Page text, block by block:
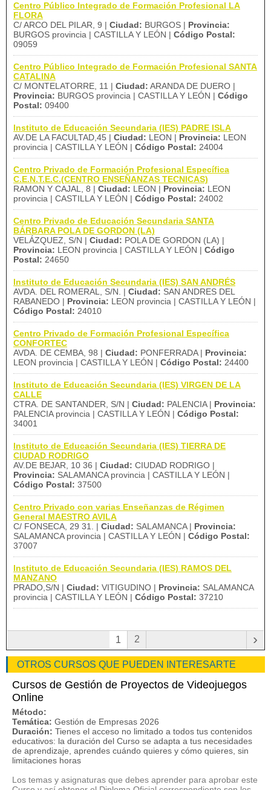
Centro Público Integrado de Formación Profesional LA
FLORA
C/ ARCO DEL PILAR, 9 | Ciudad: BURGOS | Provincia:
BURGOS provincia | CASTILLA Y LEÓN | Código Postal:
09059
Centro Público Integrado de Formación Profesional SANTA
CATALINA
C/ MONTELATORRE, 11 | Ciudad: ARANDA DE DUERO |
Provincia: BURGOS provincia | CASTILLA Y LEÓN | Código
Postal: 09400
Instituto de Educación Secundaria (IES) PADRE ISLA
AV.DE LA FACULTAD,45 | Ciudad: LEON | Provincia: LEON
provincia | CASTILLA Y LEÓN | Código Postal: 24004
Centro Privado de Formación Profesional Específica
C.E.N.T.E.C.(CENTRO ENSEÑANZAS TECNICAS)
RAMON Y CAJAL, 8 | Ciudad: LEON | Provincia: LEON
provincia | CASTILLA Y LEÓN | Código Postal: 24002
Centro Privado de Educación Secundaria SANTA
BÁRBARA POLA DE GORDON (LA)
VELÁZQUEZ, S/N | Ciudad: POLA DE GORDON (LA) |
Provincia: LEON provincia | CASTILLA Y LEÓN | Código
Postal: 24650
Instituto de Educación Secundaria (IES) SAN ANDRÉS
AVDA. DEL ROMERAL, S/N. | Ciudad: SAN ANDRES DEL
RABANEDO | Provincia: LEON provincia | CASTILLA Y LEÓN |
Código Postal: 24010
Centro Privado de Formación Profesional Específica
CONFORTEC
AVDA. DE CEMBA, 98 | Ciudad: PONFERRADA | Provincia:
LEON provincia | CASTILLA Y LEÓN | Código Postal: 24400
Instituto de Educación Secundaria (IES) VIRGEN DE LA
CALLE
CTRA. DE SANTANDER, S/N | Ciudad: PALENCIA | Provincia:
PALENCIA provincia | CASTILLA Y LEÓN | Código Postal:
34001
Instituto de Educación Secundaria (IES) TIERRA DE
CIUDAD RODRIGO
AV.DE BEJAR, 10 36 | Ciudad: CIUDAD RODRIGO |
Provincia: SALAMANCA provincia | CASTILLA Y LEÓN |
Código Postal: 37500
Centro Privado con varias Enseñanzas de Régimen
General MAESTRO AVILA
C/ FONSECA, 29 31. | Ciudad: SALAMANCA | Provincia:
SALAMANCA provincia | CASTILLA Y LEÓN | Código Postal:
37007
Instituto de Educación Secundaria (IES) RAMOS DEL
MANZANO
PRADO,S/N | Ciudad: VITIGUDINO | Provincia: SALAMANCA
provincia | CASTILLA Y LEÓN | Código Postal: 37210
1 2 ›
OTROS CURSOS QUE PUEDEN INTERESARTE
Cursos de Gestión de Proyectos de Videojuegos
Online
Método:
Temática: Gestión de Empresas 2026
Duración: Tienes el acceso no limitado a todos tus contenidos
educativos: la duración del Curso se adapta a tus necesidades
de aprendizaje, aprendes cuándo quieres y cómo quieres, sin
limitaciones horas
Los temas y asignaturas que debes aprender para aprobar este